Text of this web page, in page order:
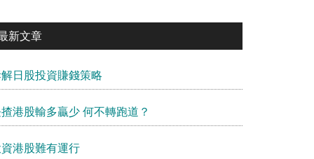
新文章
日股投資賺錢策略
港股輸多贏少 何不轉跑道？
港股難有運行